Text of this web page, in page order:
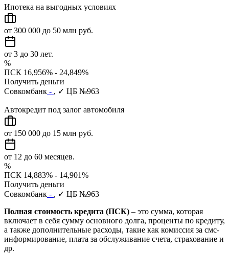
Ипотека на выгодных условиях
от 300 000 до 50 млн руб.
от 3 до 30 лет.
%
ПСК 16,956% - 24,849%
Получить деньги
Совкомбанк - , ✓ ЦБ №963
Автокредит под залог автомобиля
от 150 000 до 15 млн руб.
от 12 до 60 месяцев.
%
ПСК 14,883% - 14,901%
Получить деньги
Совкомбанк - , ✓ ЦБ №963
Полная стоимость кредита (ПСК) – это сумма, которая
включает в себя сумму основного долга, проценты по кредиту,
а также дополнительные расходы, такие как комиссия за смс-
информирование, плата за обслуживание счета, страхование и
др.